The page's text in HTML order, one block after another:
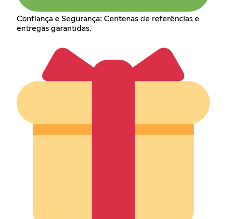
Confiança e Segurança: Centenas de referências e
entregas garantidas.